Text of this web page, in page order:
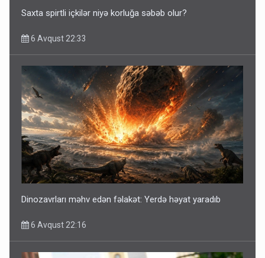
Saxta spirtli içkilər niyə korluğa səbəb olur?
6 Avqust 22:33
Dinozavrları məhv edən fəlakət: Yerdə həyat yaradıb
6 Avqust 22:16